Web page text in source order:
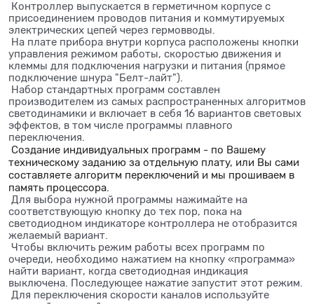
Контроллер выпускается в герметичном корпусе с
присоединением проводов питания и коммутируемых
электрических цепей через гермовводы.
На плате прибора внутри корпуса расположены кнопки
управления режимом работы, скоростью движения и
клеммы для подключения нагрузки и питания (прямое
подключение шнура "Белт-лайт").
Набор стандартных программ составлен
производителем из самых распространенных алгоритмов
светодинамики и включает в себя 16 вариантов световых
эффектов, в том числе программы плавного
переключения.
Создание индивидуальных программ - по Вашему
техническому заданию за отдельную плату, или Вы сами
составляете алгоритм переключений и мы прошиваем в
память процессора.
Для выбора нужной программы нажимайте на
соответствующую кнопку до тех пор, пока на
светодиодном индикаторе контроллера не отобразится
желаемый вариант.
Чтобы включить режим работы всех программ по
очереди, необходимо нажатием на кнопку «программа»
найти вариант, когда светодиодная индикация
выключена. Последующее нажатие запустит этот режим.
Для переключения скорости каналов используйте